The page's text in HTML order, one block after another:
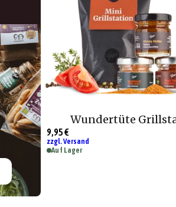
Wundertüte
9,95 €
zzgl. Versand
Auf Lager